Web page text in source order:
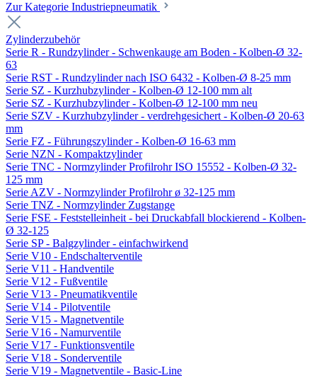
Zur Kategorie Industriepneumatik
Zylinderzubehör
Serie R - Rundzylinder - Schwenkauge am Boden - Kolben-Ø 32-
63
Serie RST - Rundzylinder nach ISO 6432 - Kolben-Ø 8-25 mm
Serie SZ - Kurzhubzylinder - Kolben-Ø 12-100 mm alt
Serie SZ - Kurzhubzylinder - Kolben-Ø 12-100 mm neu
Serie SZV - Kurzhubzylinder - verdrehgesichert - Kolben-Ø 20-63
mm
Serie FZ - Führungszylinder - Kolben-Ø 16-63 mm
Serie NZN - Kompaktzylinder
Serie TNC - Normzylinder Profilrohr ISO 15552 - Kolben-Ø 32-
125 mm
Serie AZV - Normzylinder Profilrohr ø 32-125 mm
Serie TNZ - Normzylinder Zugstange
Serie FSE - Feststelleinheit - bei Druckabfall blockierend - Kolben-
Ø 32-125
Serie SP - Balgzylinder - einfachwirkend
Serie V10 - Endschalterventile
Serie V11 - Handventile
Serie V12 - Fußventile
Serie V13 - Pneumatikventile
Serie V14 - Pilotventile
Serie V15 - Magnetventile
Serie V16 - Namurventile
Serie V17 - Funktionsventile
Serie V18 - Sonderventile
Serie V19 - Magnetventile - Basic-Line